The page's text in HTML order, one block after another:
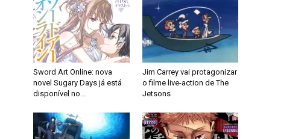
Sword Art Online: nova
novel Sugary Days já está
disponível no...
Jim Carrey vai protagonizar
o filme live-action de The
Jetsons